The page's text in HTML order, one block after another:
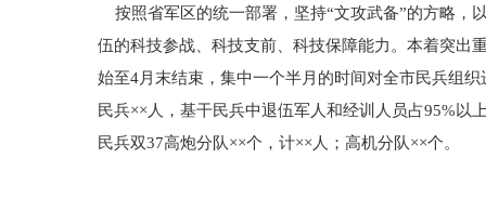
按照省军区的统一部署，坚持“文攻武备”的方略，
伍的科技参战、科技支前、科技保障能力。本着突出
始至4月末结束，集中一个半月的时间对全市民兵组
民兵××人，基干民兵中退伍军人和经训人员占95%以
民兵双37高炮分队××个，计××人；高机分队××个。